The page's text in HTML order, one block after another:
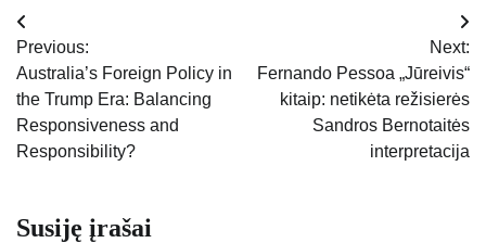
Navigacija
tarp
įrašų
Previous:
Australia’s Foreign Policy in
the Trump Era: Balancing
Responsiveness and
Responsibility?
Next:
Fernando Pessoa „Jūreivis“
kitaip: netikėta režisierės
Sandros Bernotaitės
interpretacija
Susiję įrašai